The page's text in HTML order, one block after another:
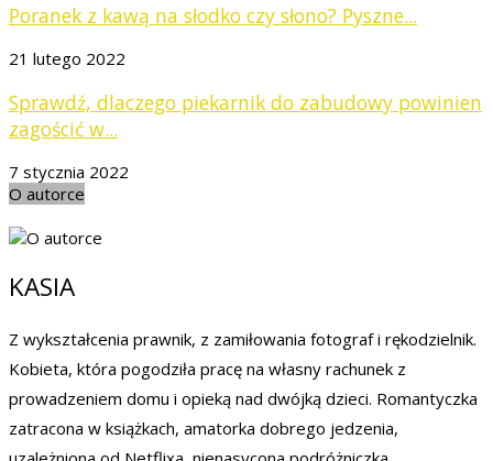
Poranek z kawą na słodko czy słono? Pyszne...
21 lutego 2022
Sprawdź, dlaczego piekarnik do zabudowy powinien
zagościć w...
7 stycznia 2022
O autorce
KASIA
Z wykształcenia prawnik, z zamiłowania fotograf i rękodzielnik.
Kobieta, która pogodziła pracę na własny rachunek z
prowadzeniem domu i opieką nad dwójką dzieci. Romantyczka
zatracona w książkach, amatorka dobrego jedzenia,